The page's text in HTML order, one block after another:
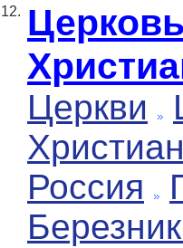
12.
Церкви
Россия